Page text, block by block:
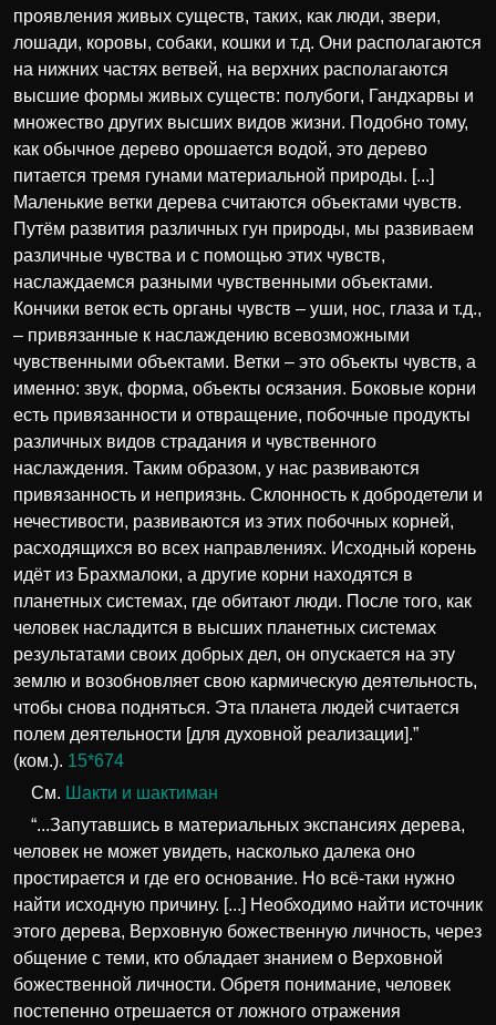
проявления живых существ, таких, как люди, звери,
лошади, коровы, собаки, кошки и т.д. Они располагаются
на нижних частях ветвей, на верхних располагаются
высшие формы живых существ: полубоги, Гандхарвы и
множество других высших видов жизни. Подобно тому,
как обычное дерево орошается водой, это дерево
питается тремя гунами материальной природы. [...]
Маленькие ветки дерева считаются объектами чувств.
Путём развития различных гун природы, мы развиваем
различные чувства и с помощью этих чувств,
наслаждаемся разными чувственными объектами.
Кончики веток есть органы чувств – уши, нос, глаза и т.д.,
– привязанные к наслаждению всевозможными
чувственными объектами. Ветки – это объекты чувств, а
именно: звук, форма, объекты осязания. Боковые корни
есть привязанности и отвращение, побочные продукты
различных видов страдания и чувственного
наслаждения. Таким образом, у нас развиваются
привязанность и неприязнь. Склонность к добродетели и
нечестивости, развиваются из этих побочных корней,
расходящихся во всех направлениях. Исходный корень
идёт из Брахмалоки, а другие корни находятся в
планетных системах, где обитают люди. После того, как
человек насладится в высших планетных системах
результатами своих добрых дел, он опускается на эту
землю и возобновляет свою кармическую деятельность,
чтобы снова подняться. Эта планета людей считается
полем деятельности [для духовной реализации].”
(ком.). 15*674
См. Шакти и шактиман
“...Запутавшись в материальных экспансиях дерева,
человек не может увидеть, насколько далека оно
простирается и где его основание. Но всё-таки нужно
найти исходную причину. [...] Необходимо найти источник
этого дерева, Верховную божественную личность, через
общение с теми, кто обладает знанием о Верховной
божественной личности. Обретя понимание, человек
постепенно отрешается от ложного отражения